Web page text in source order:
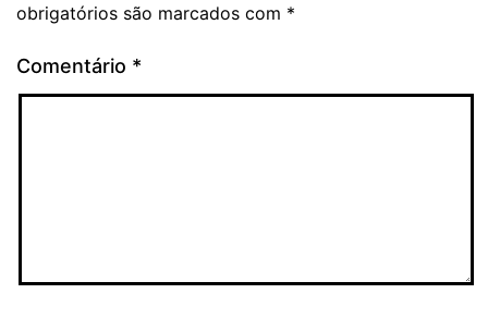
obrigatórios são marcados com *
Comentário *